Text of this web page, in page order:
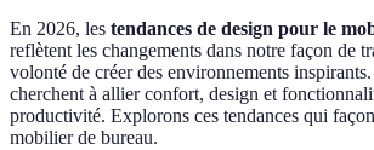
En 2026, les tendances de design pour le
reflètent les changements dans notre façon de
volonté de créer des environnements
cherchent à allier confort, design et
productivité. Explorons ces tendances qui
mobilier de bureau.